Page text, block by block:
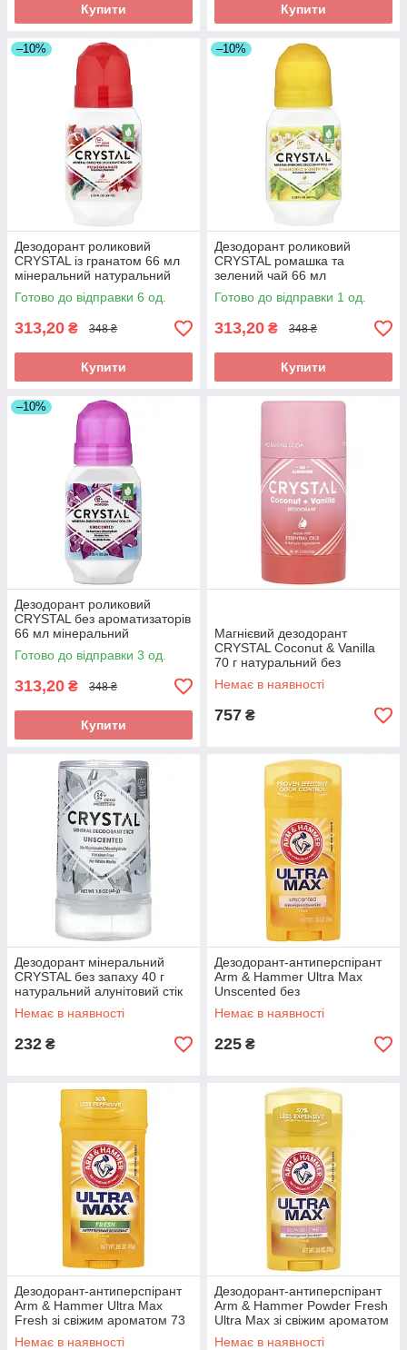
Купити Купити
–10%
Дезодорант роликовий
CRYSTAL із гранатом 66 мл
мінеральний натуральний
для жінок та чоловіків
Готово до відправки 6 од.
313,20 ₴ 348 ₴
Купити
–10%
Дезодорант роликовий
CRYSTAL ромашка та
зелений чай 66 мл
мінеральний натуральний
для жінок та чоловіків
Готово до відправки 1 од.
313,20 ₴ 348 ₴
Купити
–10%
Дезодорант роликовий
CRYSTAL без ароматизаторів
66 мл мінеральний
натуральний для жінок та
чоловіків
Готово до відправки 3 од.
313,20 ₴ 348 ₴
Купити
Магнієвий дезодорант
CRYSTAL Coconut & Vanilla
70 г натуральний без
алюмінію та парабенів
Немає в наявності
757 ₴
Дезодорант мінеральний
CRYSTAL без запаху 40 г
натуральний алунітовий стік
для чоловіків та жінок
Немає в наявності
232 ₴
Дезодорант-антиперспірант
Arm & Hammer Ultra Max
Unscented без
ароматизаторів 73 г
Немає в наявності
225 ₴
Дезодорант-антиперспірант
Arm & Hammer Ultra Max
Fresh зі свіжим ароматом 73
гНемає в наявності
Дезодорант-антиперспірант
Arm & Hammer Powder Fresh
Ultra Max зі свіжим ароматом
73 г
Немає в наявності